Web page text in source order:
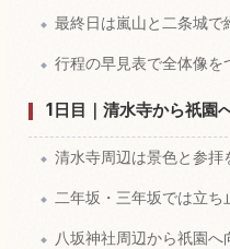
最終日は嵐山と二条城で
行程の早見表で全体像を
1日目｜清水寺から祇園
清水寺周辺は景色と参拝
二年坂・三年坂では立ち
八坂神社周辺から祇園へ